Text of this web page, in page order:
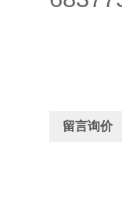
留言询价